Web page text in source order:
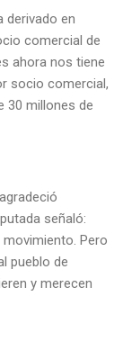
derivado en
comercial de
ahora nos tiene
socio comercial,
30 millones de
señaló:
Pero
pueblo de
y merecen